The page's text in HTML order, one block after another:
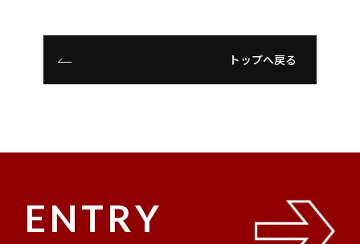
トップへ戻る
ENTRY